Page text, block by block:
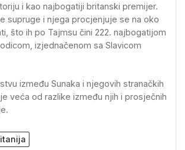
i kao najbogatiji britanski premijer.
supruge i njega procjenjuje se na oko
što ih po Tajmsu čini 222. najbogatijom
izjednačenom sa Slavicom
između Sunaka i njegovih stranačkih
veća od razlike između njih i prosječnih